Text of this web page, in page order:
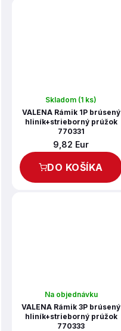
Skladom (1 ks)
VALENA Rámik 1P brúsený
hliník+strieborný prúžok
770331
9,82 Eur
DO KOŠÍKA
Na objednávku
VALENA Rámik 3P brúsený
hliník+strieborný prúžok
770333